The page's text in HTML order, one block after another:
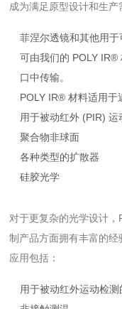
成为满足原型设计和生产
菲涅尔透镜和其他用
可由我们的 POLY IR®
口中传输。
POLY IR® 材料适用于
用于被动红外 (PIR) 运
聚合物非球面
各种类型的扩散器
硅胶光学
对于更复杂的光学设计
制产品方面拥有丰富的
应用包括：
用于被动红外运动检